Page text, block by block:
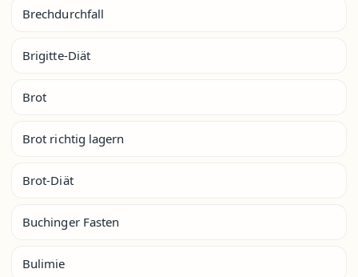
Brechdurchfall
Brigitte-Diät
Brot
Brot richtig lagern
Brot-Diät
Buchinger Fasten
Bulimie